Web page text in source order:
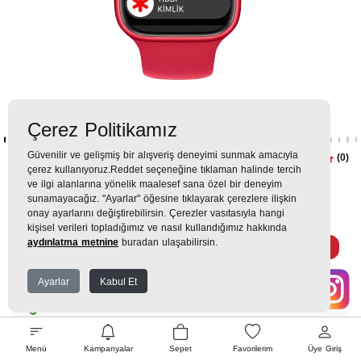
Menü Kampanyalar Sepet Favorilerim Üye Giriş
Apple Watch Series 8, 45mm
Kırmızı Akıllı Saat
(0)
14.749TL
1.639 TLx 9 Taksit = 14.749 TL Ekstra İndirim %12 =
WHATSAPP SİPARİŞ
Çerez Politikamız
Güvenilir ve gelişmiş bir alışveriş deneyimi sunmak amacıyla
çerez kullanıyoruz.Reddet seçeneğine tıklaman halinde tercih
ve ilgi alanlarına yönelik maalesef sana özel bir deneyim
sunamayacağız. "Ayarlar" öğesine tıklayarak çerezlere ilişkin
onay ayarlarını değiştirebilirsin. Çerezler vasıtasıyla hangi
kişisel verileri topladığımız ve nasıl kullandığımız hakkında
aydınlatma metnine buradan ulaşabilirsin.
Ayarlar Kabul Et